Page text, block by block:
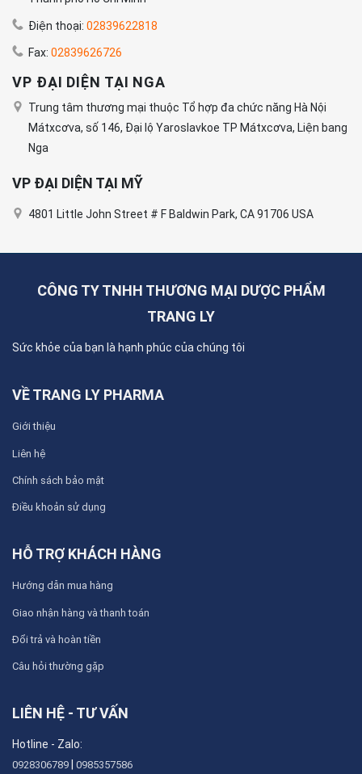
Điện thoại: 02839622818
Fax: 02839626726
VP ĐẠI DIỆN TẠI NGA
Trung tâm thương mại thuộc Tổ hợp đa chức năng Hà Nội
Mátxcơva, số 146, Đại lộ Yaroslavkoe TP Mátxcơva, Liện bang
Nga
VP ĐẠI DIỆN TẠI MỸ
4801 Little John Street # F Baldwin Park, CA 91706 USA
CÔNG TY TNHH THƯƠNG MẠI DƯỢC PHẨM
TRANG LY
Sức khỏe của bạn là hạnh phúc của chúng tôi
VỀ TRANG LY PHARMA
Giới thiệu
Liên hệ
Chính sách bảo mật
Điều khoản sử dụng
HỖ TRỢ KHÁCH HÀNG
Hướng dẫn mua hàng
Giao nhận hàng và thanh toán
Đổi trả và hoàn tiền
Câu hỏi thường gặp
LIÊN HỆ - TƯ VẤN
Hotline - Zalo:
0928306789 0985357586